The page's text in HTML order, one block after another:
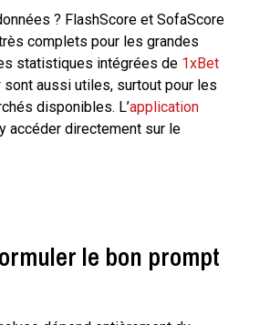
? FlashScore et SofaScore
complets pour les grandes
statistiques intégrées de 1xBet
sont aussi utiles, surtout pour les
disponibles. L’application
accéder directement sur le
le bon prompt